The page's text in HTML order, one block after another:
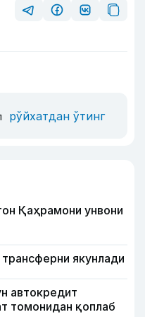
рўйхатдан ўтинг
Қаҳрамони унвони
якунлади
автокредит
томонидан қоплаб